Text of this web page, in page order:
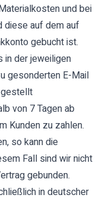
und bei
diese auf dem auf
gebucht ist.
in der jeweiligen
gesonderten E-Mail
gestellt
von 7 Tagen ab
Kunden zu zahlen.
so kann die
Fall sind wir nicht
gebunden.
in deutscher